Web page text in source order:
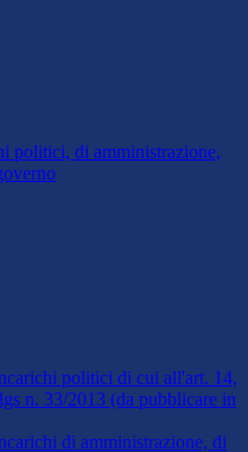
politici, di amministrazione,
politici di cui all'art. 14,
n. 33/2013 (da pubblicare in
di amministrazione, di